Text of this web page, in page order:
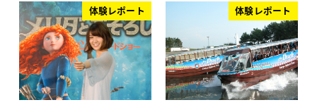
体験レポート 体験レポート